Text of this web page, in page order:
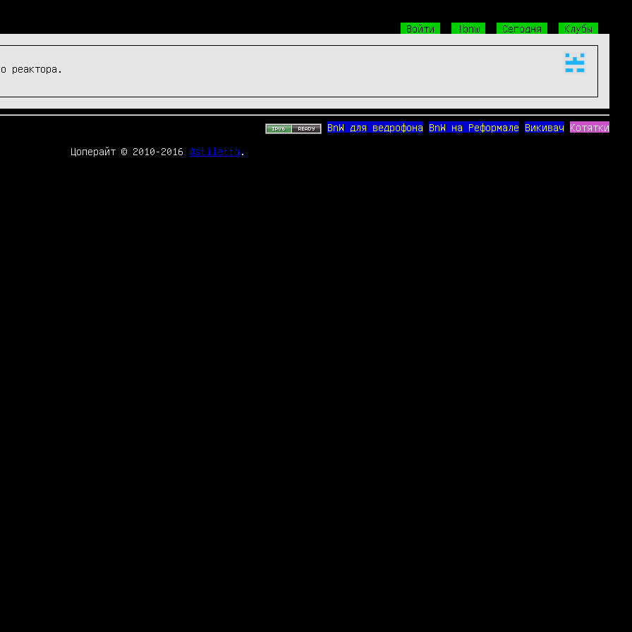
Войти !bnw Сегодня Клубы
реактора.
BnW для ведрофона BnW на Реформале Викивач Котятки
Цоперайт © 2010-2016 @stiletto